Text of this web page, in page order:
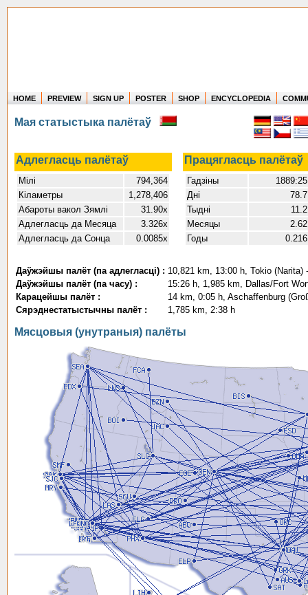
Where in the world have you flown?
How long have you been in the air?
Create your own FlightMemory and see!
HOME PREVIEW SIGN UP POSTER SHOP ENCYCLOPEDIA
Мая статыстыка палётаў
Адлегласць палётаў Працягласць палётаў
Мілі
794,364
Кіламетры
1,278,406
Абароты вакол Зямлі
31.90x
Адлегласць да Месяца
3.326x
Адлегласць да Сонца
0.0085x
Гадзіны
1889:25
Дні
78.7
Тыдні
11.2
Месяцы
2.62
Годы
0.216
Даўжэйшы палёт (па адлегласці) : 10,821 km, 13:00 h, Tokio (Narita)
Даўжэйшы палёт (па часу) :
15:26 h, 1,985 km, Dallas/Fort
Карацейшы палёт :
14 km, 0:05 h, Aschaffenburg
Сярэднестатыстычны палёт :
1,785 km, 2:38 h
Мясцовыя (унутраныя) палёты